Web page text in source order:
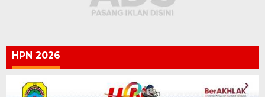
HPN 2026